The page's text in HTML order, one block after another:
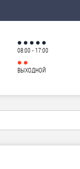
08:00 - 17:00
ВЫХОДНОЙ